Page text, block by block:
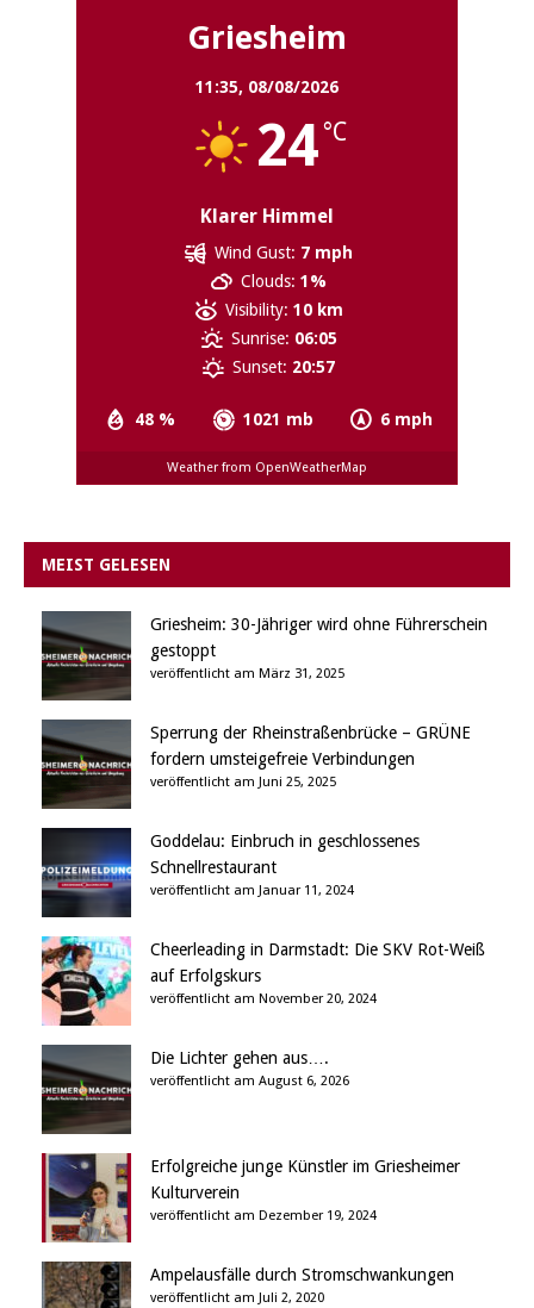
Griesheim
11:35, 08/08/2026
24°C
Klarer Himmel
48 % 1021 mb 6 mph
Wind Gust: 7 mph
Clouds: 1%
Visibility: 10 km
Sunrise: 06:05
Sunset: 20:57
Weather from OpenWeatherMap
MEIST GELESEN
Griesheim: 30-Jähriger wird ohne Führerschein
gestoppt
veröffentlicht am März 31, 2025
Sperrung der Rheinstraßenbrücke – GRÜNE
fordern umsteigefreie Verbindungen
veröffentlicht am Juni 25, 2025
Goddelau: Einbruch in geschlossenes
Schnellrestaurant
veröffentlicht am Januar 11, 2024
Cheerleading in Darmstadt: Die SKV Rot-Weiß
auf Erfolgskurs
veröffentlicht am November 20, 2024
Die Lichter gehen aus….
veröffentlicht am August 6, 2026
Erfolgreiche junge Künstler im Griesheimer
Kulturverein
veröffentlicht am Dezember 19, 2024
Ampelausfälle durch Stromschwankungen
veröffentlicht am Juli 2, 2020